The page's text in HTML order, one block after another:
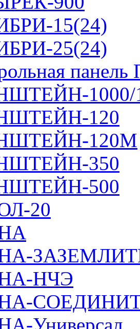
15(24)
25(24)
1000/
120
120М
350
500
20
НЧЭ